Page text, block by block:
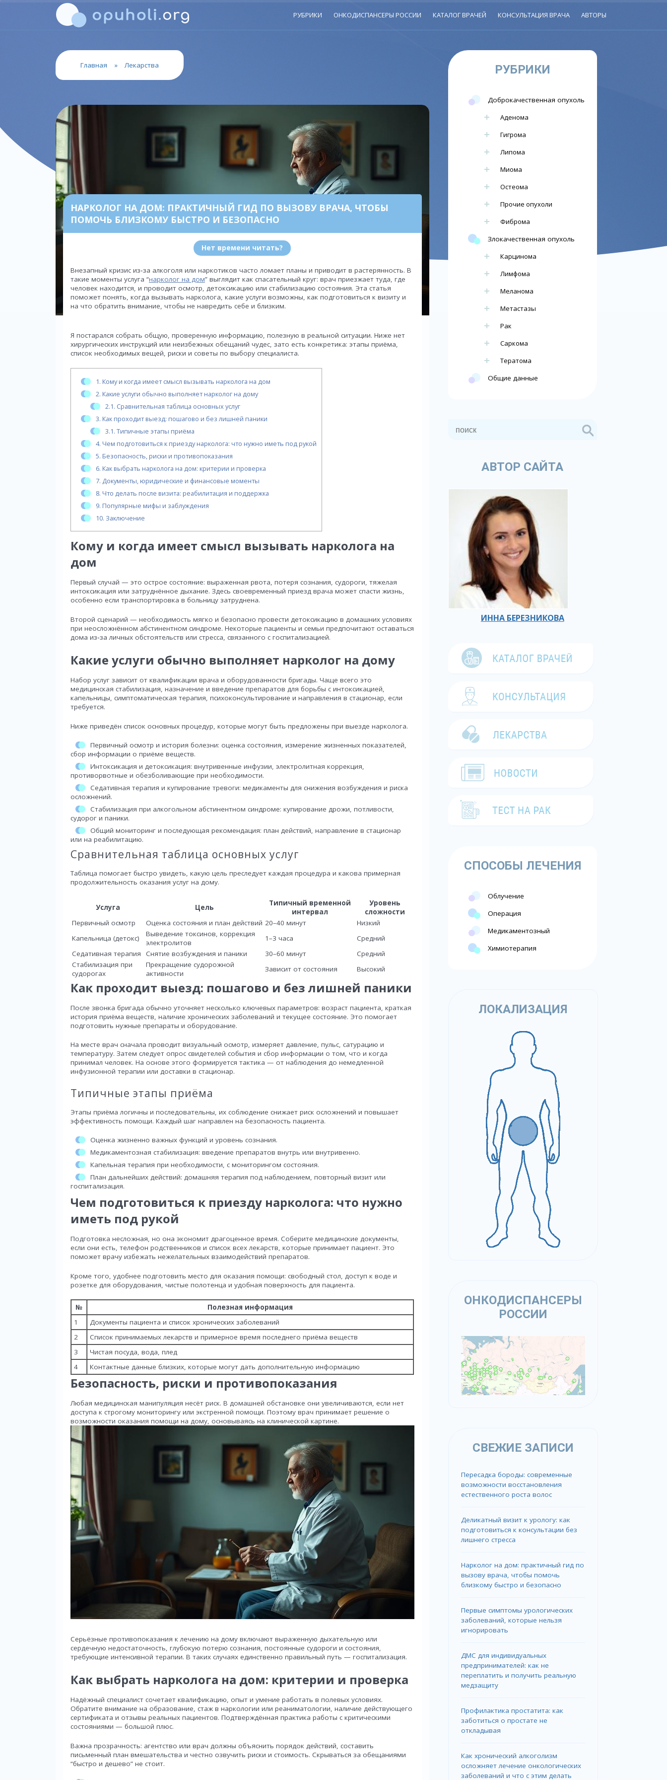
РУБРИКИ ОНКОДИСПАНСЕРЫ РОССИИ КАТАЛОГ ВРАЧЕЙ КОНСУЛЬТАЦИЯ ВРАЧА АВТОРЫ
Главная » Лекарства
НАРКОЛОГ НА ДОМ: ПРАКТИЧНЫЙ ГИД ПО ВЫЗОВУ ВРАЧА, ЧТОБЫ
ПОМОЧЬ БЛИЗКОМУ БЫСТРО И БЕЗОПАСНО
Нет времени читать?
Внезапный кризис из‑за алкоголя или наркотиков часто ломает планы и приводит в растерянность. В
такие моменты услуга “нарколог на дом” выглядит как спасательный круг: врач приезжает туда, где
человек находится, и проводит осмотр, детоксикацию или стабилизацию состояния. Эта статья
поможет понять, когда вызывать нарколога, какие услуги возможны, как подготовиться к визиту и
на что обратить внимание, чтобы не навредить себе и близким.
Я постарался собрать общую, проверенную информацию, полезную в реальной ситуации. Ниже нет
хирургических инструкций или неизбежных обещаний чудес, зато есть конкретика: этапы приёма,
список необходимых вещей, риски и советы по выбору специалиста.
1. Кому и когда имеет смысл вызывать нарколога на дом
2. Какие услуги обычно выполняет нарколог на дому
2.1. Сравнительная таблица основных услуг
3. Как проходит выезд: пошагово и без лишней паники
3.1. Типичные этапы приёма
4. Чем подготовиться к приезду нарколога: что нужно иметь под рукой
5. Безопасность, риски и противопоказания
6. Как выбрать нарколога на дом: критерии и проверка
7. Документы, юридические и финансовые моменты
8. Что делать после визита: реабилитация и поддержка
9. Популярные мифы и заблуждения
10. Заключение
Кому и когда имеет смысл вызывать нарколога на
дом
Первый случай — это острое состояние: выраженная рвота, потеря сознания, судороги, тяжелая
интоксикация или затруднённое дыхание. Здесь своевременный приезд врача может спасти жизнь,
особенно если транспортировка в больницу затруднена.
Второй сценарий — необходимость мягко и безопасно провести детоксикацию в домашних условиях
при неосложнённом абстинентном синдроме. Некоторые пациенты и семьи предпочитают оставаться
дома из‑за личных обстоятельств или стресса, связанного с госпитализацией.
Какие услуги обычно выполняет нарколог на дому
Набор услуг зависит от квалификации врача и оборудованности бригады. Чаще всего это
медицинская стабилизация, назначение и введение препаратов для борьбы с интоксикацией,
капельницы, симптоматическая терапия, психоконсультирование и направления в стационар, если
требуется.
Ниже приведён список основных процедур, которые могут быть предложены при выезде нарколога.
Первичный осмотр и история болезни: оценка состояния, измерение жизненных показателей,
сбор информации о приёме веществ.
Интоксикация и детоксикация: внутривенные инфузии, электролитная коррекция,
противорвотные и обезболивающие при необходимости.
Седативная терапия и купирование тревоги: медикаменты для снижения возбуждения и риска
осложнений.
Стабилизация при алкогольном абстинентном синдроме: купирование дрожи, потливости,
судорог и паники.
Общий мониторинг и последующая рекомендация: план действий, направление в стационар
или на реабилитацию.
Сравнительная таблица основных услуг
Таблица помогает быстро увидеть, какую цель преследует каждая процедура и какова примерная
продолжительность оказания услуг на дому.
Услуга Цель
Типичный временной
интервал
Уровень
сложности
Первичный осмотр
Оценка состояния и план действий 20–40 минут
Низкий
Капельница (детокс)
Выведение токсинов, коррекция
электролитов
1–3 часа
Средний
Седативная терапия
Снятие возбуждения и паники 30–60 минут
Средний
Стабилизация при
судорогах
Прекращение судорожной
активности
Зависит от состояния Высокий
Как проходит выезд: пошагово и без лишней паники
После звонка бригада обычно уточняет несколько ключевых параметров: возраст пациента, краткая
история приёма веществ, наличие хронических заболеваний и текущее состояние. Это помогает
подготовить нужные препараты и оборудование.
На месте врач сначала проводит визуальный осмотр, измеряет давление, пульс, сатурацию и
температуру. Затем следует опрос свидетелей события и сбор информации о том, что и когда
принимал человек. На основе этого формируется тактика — от наблюдения до немедленной
инфузионной терапии или доставки в стационар.
Типичные этапы приёма
Этапы приёма логичны и последовательны, их соблюдение снижает риск осложнений и повышает
эффективность помощи. Каждый шаг направлен на безопасность пациента.
Оценка жизненно важных функций и уровень сознания.
Медикаментозная стабилизация: введение препаратов внутрь или внутривенно.
Капельная терапия при необходимости, с мониторингом состояния.
План дальнейших действий: домашняя терапия под наблюдением, повторный визит или
госпитализация.
Чем подготовиться к приезду нарколога: что нужно
иметь под рукой
Подготовка несложная, но она экономит драгоценное время. Соберите медицинские документы,
если они есть, телефон родственников и список всех лекарств, которые принимает пациент. Это
поможет врачу избежать нежелательных взаимодействий препаратов.
Кроме того, удобнее подготовить место для оказания помощи: свободный стол, доступ к воде и
розетке для оборудования, чистые полотенца и удобная поверхность для пациента.
№
Полезная информация
1
Документы пациента и список хронических заболеваний
2
Список принимаемых лекарств и примерное время последнего приёма веществ
3
Чистая посуда, вода, плед
4
Контактные данные близких, которые могут дать дополнительную информацию
Безопасность, риски и противопоказания
Любая медицинская манипуляция несёт риск. В домашней обстановке они увеличиваются, если нет
доступа к строгому мониторингу или экстренной помощи. Поэтому врач принимает решение о
возможности оказания помощи на дому, основываясь на клинической картине.
Серьёзные противопоказания к лечению на дому включают выраженную дыхательную или
сердечную недостаточность, глубокую потерю сознания, постоянные судороги и состояния,
требующие интенсивной терапии. В таких случаях единственно правильный путь — госпитализация.
Как выбрать нарколога на дом: критерии и проверка
Надёжный специалист сочетает квалификацию, опыт и умение работать в полевых условиях.
Обратите внимание на образование, стаж в наркологии или реаниматологии, наличие действующего
сертификата и отзывы реальных пациентов. Подтверждённая практика работы с критическими
состояниями — большой плюс.
Важна прозрачность: агентство или врач должны объяснить порядок действий, составить
письменный план вмешательства и честно озвучить риски и стоимость. Скрываться за обещаниями
“быстро и дешево” не стоит.
РУБРИКИ
Доброкачественная опухоль
Аденома
Гигрома
Липома
Миома
Остеома
Прочие опухоли
Фиброма
Злокачественная опухоль
Карцинома
Лимфома
Меланома
Метастазы
Рак
Саркома
Тератома
Общие данные
АВТОР САЙТА
ИННА БЕРЕЗНИКОВА
СПОСОБЫ ЛЕЧЕНИЯ
Облучение
Операция
Медикаментозный
Химиотерапия
ЛОКАЛИЗАЦИЯ
ОНКОДИСПАНСЕРЫ
РОССИИ
СВЕЖИЕ ЗАПИСИ
Пересадка бороды: современные
возможности восстановления
естественного роста волос
Деликатный визит к урологу: как
подготовиться к консультации без
лишнего стресса
Нарколог на дом: практичный гид по
вызову врача, чтобы помочь
близкому быстро и безопасно
Первые симптомы урологических
заболеваний, которые нельзя
игнорировать
ДМС для индивидуальных
предпринимателей: как не
переплатить и получить реальную
медзащиту
Профилактика простатита: как
заботиться о простате не
откладывая
Как хронический алкоголизм
осложняет лечение онкологических
заболеваний и что с этим делать